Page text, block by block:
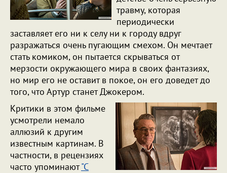
травму, которая
периодически
заставляет его ни к селу ни к городу вдруг
разражаться очень пугающим смехом. Он мечтает
стать комиком, он пытается скрываться от
мерзости окружающего мира в своих фантазиях,
но мир его не оставит в покое, он его доведет до
того, что Артур станет Джокером.
Критики в этом фильме
усмотрели немало
аллюзий к другим
известным картинам. В
частности, в рецензиях
часто упоминают"С